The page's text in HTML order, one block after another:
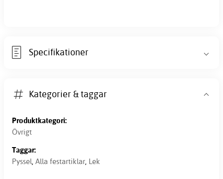
Specifikationer
Kategorier & taggar
Produktkategori:
Övrigt
Taggar:
Pyssel, Alla festartiklar, Lek